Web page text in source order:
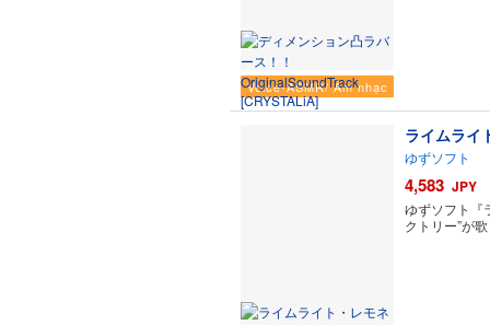
Voice-ASMR/ Âm nhạc
ライムライ
ゆずソフト
4,583 JPY
ゆずソフト『
クトリー”が